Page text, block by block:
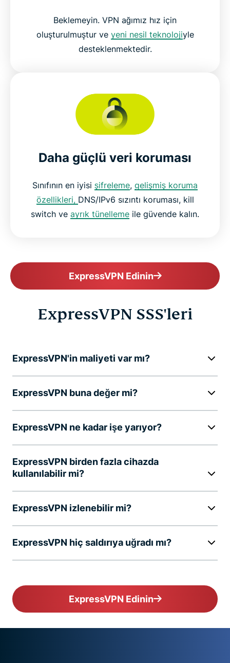
Beklemeyin. VPN ağımız hız için
oluşturulmuştur ve yeni nesil teknolojiyle
desteklenmektedir.
Daha güçlü veri koruması
Sınıfının en iyisi şifreleme, gelişmiş koruma
özellikleri, DNS/IPv6 sızıntı koruması, kill
switch ve ayrık tünelleme ile güvende kalın.
ExpressVPN Edinin
ExpressVPN SSS'leri
ExpressVPN'in maliyeti var mı?
ExpressVPN buna değer mi?
ExpressVPN ne kadar işe yarıyor?
ExpressVPN birden fazla cihazda
kullanılabilir mi?
ExpressVPN izlenebilir mi?
ExpressVPN hiç saldırıya uğradı mı?
ExpressVPN Edinin